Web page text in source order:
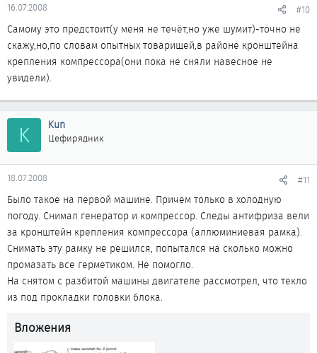
16.07.2008 #10
Самому это предстоит(у меня не течёт,но уже шумит)-точно не
скажу,но,по словам опытных товарищей,в районе кронштейна
крепления компрессора(они пока не сняли навесное не
увидели).
K Kun
Цефирядник
18.07.2008 #11
Было такое на первой машине. Причем только в холодную
погоду. Снимал генератор и компрессор. Следы антифриза вели
за кронштейн крепления компрессора (аллюминиевая рамка).
Снимать эту рамку не решился, попытался на сколько можно
промазать все герметиком. Не помогло.
На снятом с разбитой машины двигателе рассмотрел, что текло
из под прокладки головки блока.
Вложения